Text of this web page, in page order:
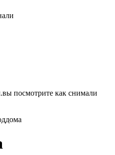
посмотрите как снимали